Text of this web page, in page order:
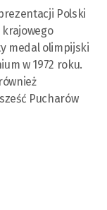
Polski
krajowego
medal olimpijski
w 1972 roku.
Pucharów